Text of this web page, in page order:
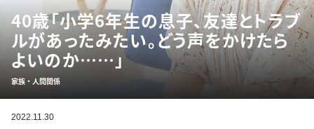
40歳「小学6年生の息子、友達とトラブ
ルがあったみたい。どう声をかけたら
よいのか……」
家族・人間関係
2022.11.30